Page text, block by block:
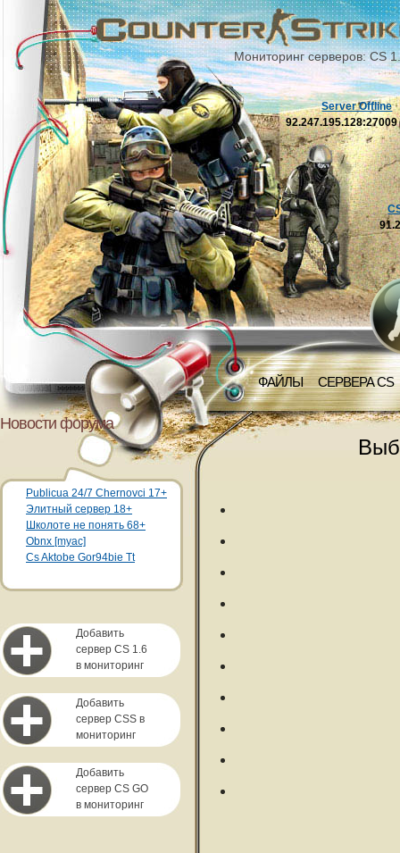
Мониторинг серверов: CS
ФАЙЛЫ СЕРВЕРА CS
Server Offline
92.247.195.128:27009
Новости форума
Publicua 24/7 Chernovci 17+
Элитный сервер 18+
Школоте не понять 68+
Obnx [myac]
Cs Aktobe Gor94bie Tt
Добавить
сервер CS 1.6
в мониторинг
Добавить
сервер CSS в
мониторинг
Добавить
сервер CS GO
в мониторинг